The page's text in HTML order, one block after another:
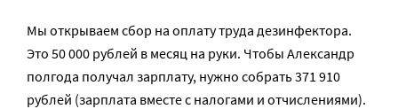
Мы открываем сбор на оплату труда дезинфектора.
Это 50 000 рублей в месяц на руки. Чтобы Александр
полгода получал зарплату, нужно собрать 371 910
рублей (зарплата вместе с налогами и отчислениями).